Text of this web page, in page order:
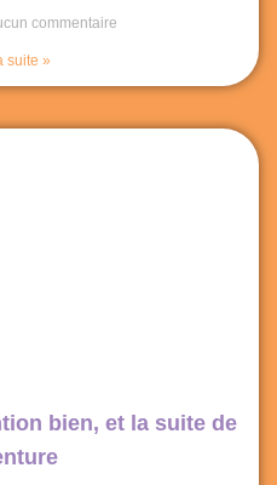
commentaire
suite »
bien, et la suite de